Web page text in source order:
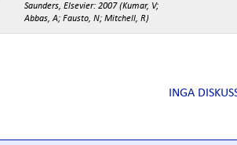
Saunders, Elsevier: 2007 (Kumar, V;
Abbas, A; Fausto, N; Mitchell, R)
INGA